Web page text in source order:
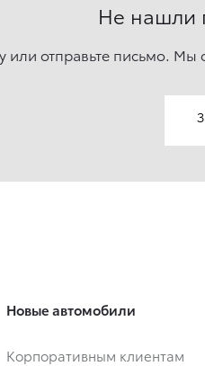
Не нашли
или отправьте письмо.
Новые автомобили
Корпоративным клиентам